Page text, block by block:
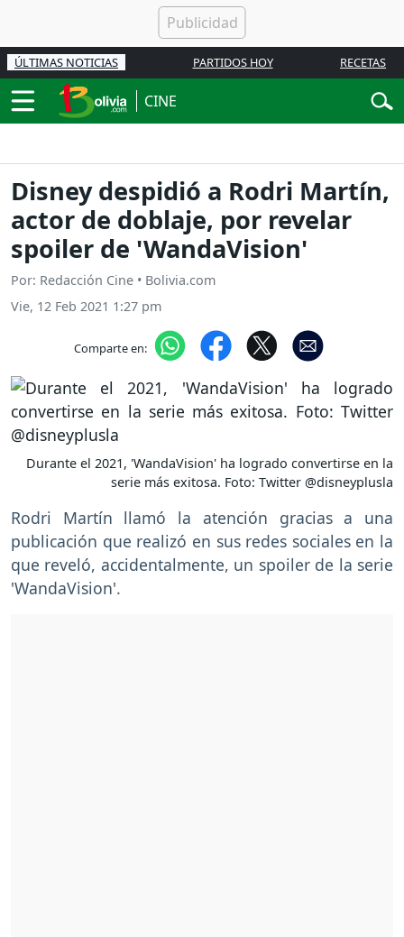
ÚLTIMAS NOTICIAS PARTIDOS HOY RECETAS
CINE
Disney despidió a Rodri Martín,
actor de doblaje, por revelar
spoiler de 'WandaVision'
Por: Redacción Cine • Bolivia.com
Vie, 12 Feb 2021 1:27 pm
Comparte en:
Durante el 2021, 'WandaVision' ha logrado convertirse en la
serie más exitosa. Foto: Twitter @disneyplusla
Rodri Martín llamó la atención gracias a una
publicación que realizó en sus redes sociales en la
que reveló, accidentalmente, un spoiler de la serie
'WandaVision'.